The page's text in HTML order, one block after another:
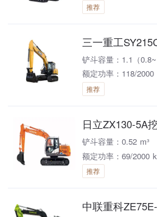
推荐
三一重工
铲斗容量：1.1（
额定功率：118/
推荐
日立ZX130-5A
铲斗容量：0.52 m³
额定功率：69/2000
推荐
中联重科